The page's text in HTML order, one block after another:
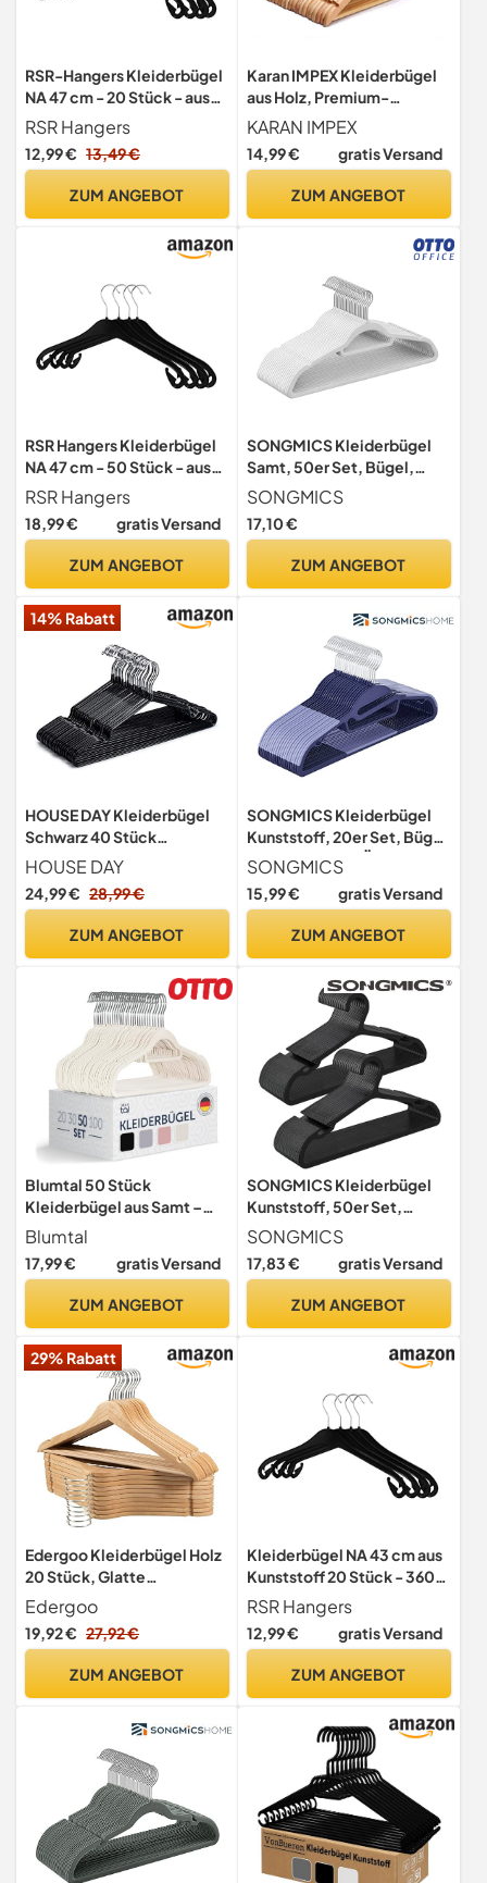
RSR-Hangers Kleiderbügel
NA 47 cm - 20 Stück - aus
Kunststoff- 360° drehbarer
Haken - platzsparend -
Hemdenbügel -
schneller Versand - Made in
RSR Hangers
12,99 € 13,49 €
ZUM ANGEBOT
Karan IMPEX Kleiderbügel
aus Holz, Premium-
Hosenstange und
Schulterkerben für Herren
und Damen, langlebige
den Kleiderschrank mit
KARAN IMPEX
14,99 € gratis Versand
ZUM ANGEBOT
RSR Hangers Kleiderbügel
NA 47 cm - 50 Stück - aus
Kunststoff- 360° drehbarer
Haken - platzsparend -
Hemdenbügel -
schneller Versand - Made in
RSR Hangers
18,99 € gratis Versand
ZUM ANGEBOT
SONGMICS Kleiderbügel
Samt, 50er Set, Bügel,
rutschfest, kleine Stange
für Krawatten, 360°
drehbarer Haken, 0,6 cm
cm lang, für Mäntel, Hosen,
SONGMICS
17,10 €
ZUM ANGEBOT
14% Rabatt
HOUSE DAY Kleiderbügel
Schwarz 40 Stück
Gummibeschichtet Metall
Kleiderbügel Drahtbügel
bügel rutschfest
0,4cm Dick
HOUSE DAY
24,99 € 28,99 €
ZUM ANGEBOT
SONGMICS Kleiderbügel
Kunststoff, 20er Set, Bügel
mit U-förmiger Öffnung,
platzsparend, 0,5 cm dick,
41,5 cm breit, um 360°
dunkelblau-hellblau
SONGMICS
15,99 € gratis Versand
ZUM ANGEBOT
Blumtal 50 Stück
Kleiderbügel aus Samt –
Samt-Kleiderbügel,
rutschfest, um 360°
drehbar, platzsparend,
Krawattenklammer –
Blumtal
17,99 € gratis Versand
ZUM ANGEBOT
SONGMICS Kleiderbügel
Kunststoff, 50er Set,
Bügel, mit Breiten
Schulterkerben,
platzsparend, 41,7 cm breit,
SONGMICS
17,83 € gratis Versand
ZUM ANGEBOT
29% Rabatt
Edergoo Kleiderbügel Holz
20 Stück, Glatte
Oberfläche mit 360 Grad
Drehbar und
SchulTerkerben, Starker &
Anzug für Erwachsene,
Edergoo
19,92 € 27,92 €
ZUM ANGEBOT
Kleiderbügel NA 43 cm aus
Kunststoff 20 Stück - 360°
drehbarer Haken -
platzsparend -
Hemdenbügel -
schneller Versand - Made in
RSR Hangers
12,99 € gratis Versand
ZUM ANGEBOT